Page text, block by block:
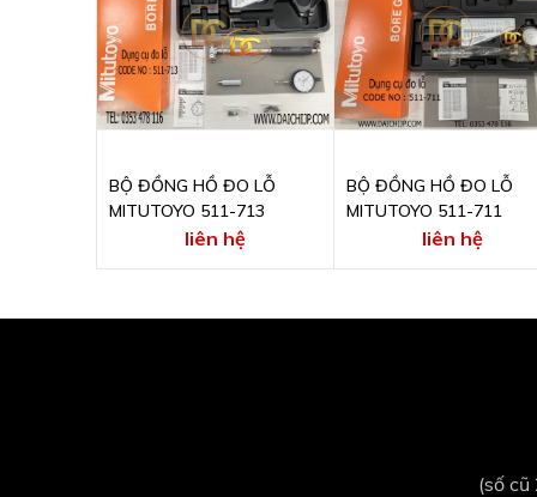
BỘ ĐỒNG HỒ ĐO LỖ
MITUTOYO 511-713
liên hệ
BỘ ĐỒNG HỒ ĐO LỖ
MITUTOYO 511-711
liên hệ
(số cũ